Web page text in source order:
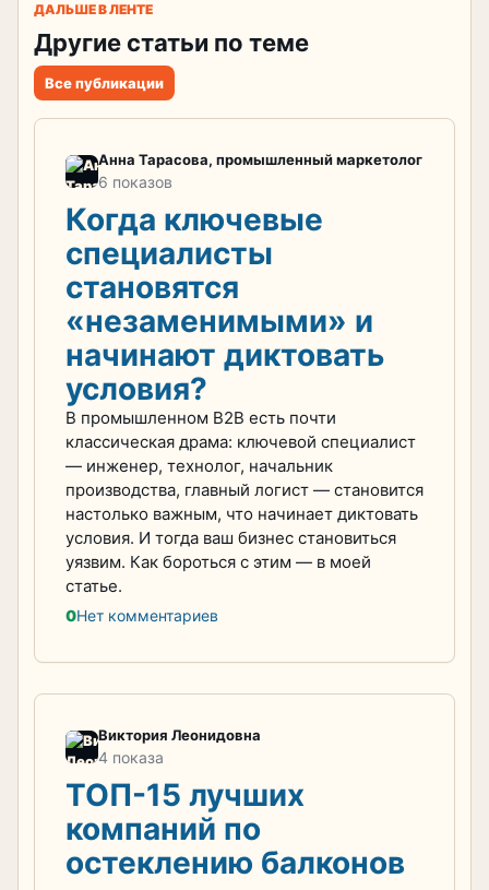
ДАЛЬШЕ В ЛЕНТЕ
Другие статьи по теме
Все публикации
Анна Тарасова, промышленный маркетолог
6 показов
Когда ключевые
специалисты
становятся
«незаменимыми» и
начинают диктовать
условия?
В промышленном B2B есть почти
классическая драма: ключевой специалист
— инженер, технолог, начальник
производства, главный логист — становится
настолько важным, что начинает диктовать
условия. И тогда ваш бизнес становиться
уязвим. Как бороться с этим — в моей
статье.
0Нет комментариев
Виктория Леонидовна
4 показа
ТОП-15 лучших
компаний по
остеклению балконов